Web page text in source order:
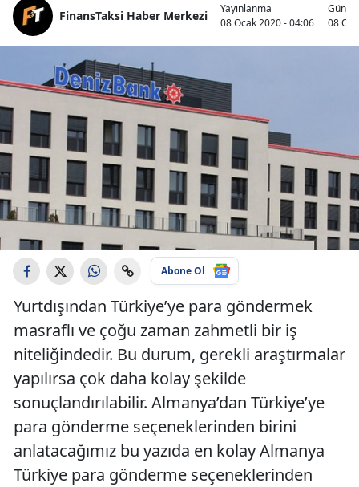
FinansTaksi Haber Merkezi
Yayınlanma
08 Ocak 2020 - 04:06
08
Abone Ol
Yurtdışından Türkiye’ye para göndermek
masraflı ve çoğu zaman zahmetli bir iş
niteliğindedir. Bu durum, gerekli araştırmalar
yapılırsa çok daha kolay şekilde
sonuçlandırılabilir. Almanya’dan Türkiye’ye
para gönderme seçeneklerinden birini
anlatacağımız bu yazıda en kolay Almanya
Türkiye para gönderme seçeneklerinden